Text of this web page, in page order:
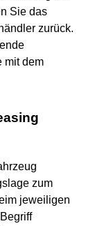
Sie das
zurück.
mit dem
zum
jeweiligen